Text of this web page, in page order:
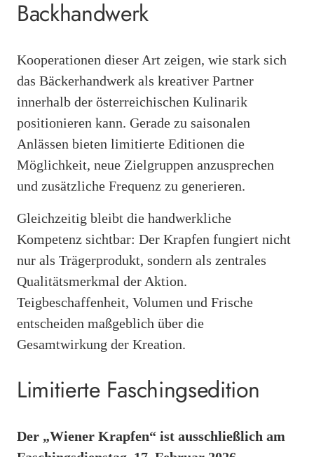
Backhandwerk
Kooperationen dieser Art zeigen, wie stark sich
das Bäckerhandwerk als kreativer Partner
innerhalb der österreichischen Kulinarik
positionieren kann. Gerade zu saisonalen
Anlässen bieten limitierte Editionen die
Möglichkeit, neue Zielgruppen anzusprechen
und zusätzliche Frequenz zu generieren.
Gleichzeitig bleibt die handwerkliche
Kompetenz sichtbar: Der Krapfen fungiert nicht
nur als Trägerprodukt, sondern als zentrales
Qualitätsmerkmal der Aktion.
Teigbeschaffenheit, Volumen und Frische
entscheiden maßgeblich über die
Gesamtwirkung der Kreation.
Limitierte Faschingsedition
Der „Wiener Krapfen“ ist ausschließlich am